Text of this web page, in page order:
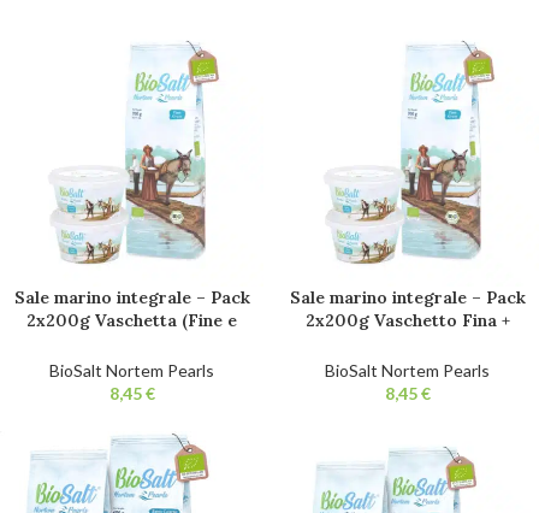
additivi.
Sale marino integrale – Pack
2x200g Vaschetta (Fine e
Fine. Sale da cucina
biologico 100% naturale.
additivi.
BioSalt Nortem Pearls
€
Sale marino integrale – Pack
2x200g Vaschetto Fina +
da cucina biologico 100%
naturale. Non raffinato.
BioSalt Nortem Pearls
€